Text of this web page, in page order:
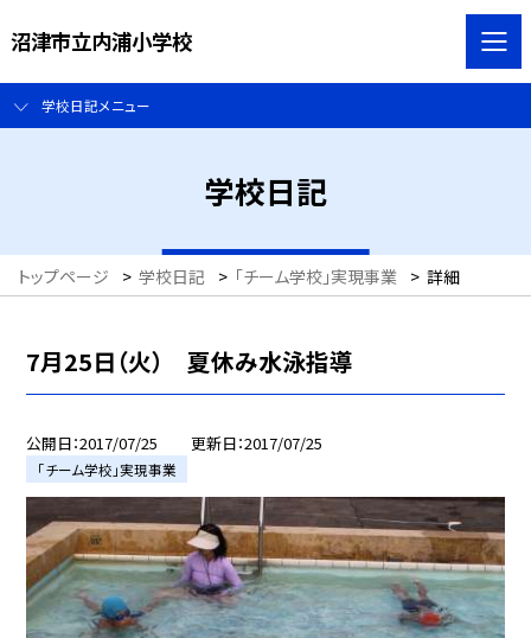
沼津市立内浦小学校
学校日記メニュー
学校日記
トップページ > 学校日記 > 「チーム学校」実現事業 > 詳細
7月25日（火） 夏休み水泳指導
公開日 2017/07/25 更新日 2017/07/25
「チーム学校」実現事業